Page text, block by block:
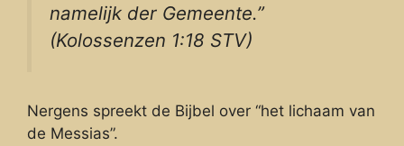
namelijk der Gemeente.”
(Kolossenzen 1:18 STV)
Nergens spreekt de Bijbel over “het lichaam van
de Messias”.